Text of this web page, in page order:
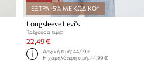
ΕΞΤΡΑ -5% ΜΕ ΚΩΔΙΚΟ*
Longsleeve Levi's
Τρέχουσα τιμή:
22,49 €
Αρχική τιμή:44,99 €
Η χαμηλότερη τιμή:44,99 €